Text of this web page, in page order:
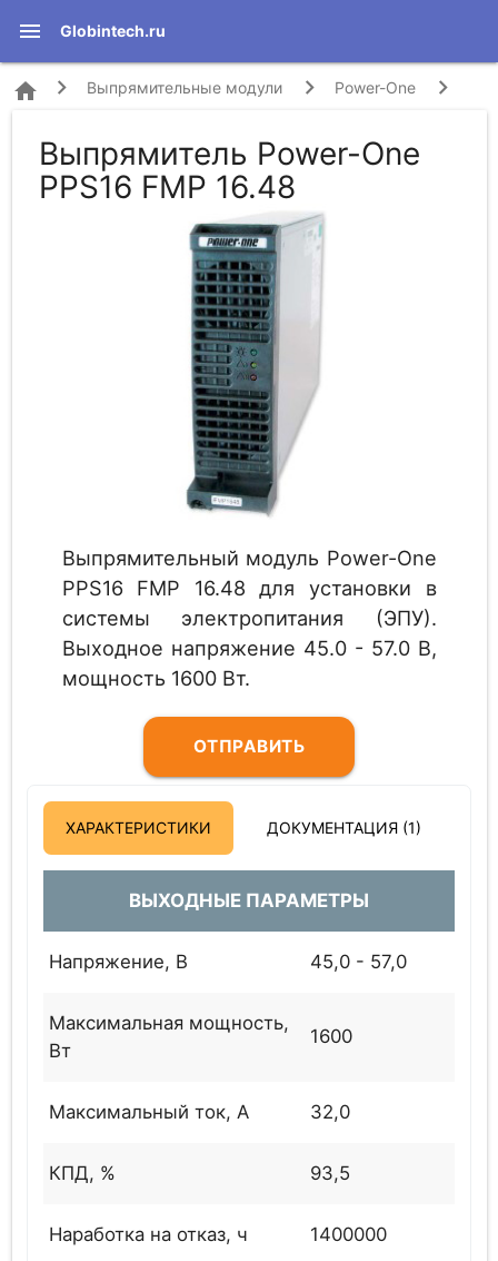
menu Globintech.ru
home Выпрямительные модули Power-One
PPS16 FMP 16.48
Выпрямитель Power-One
PPS16 FMP 16.48
Выпрямительный модуль Power-One
PPS16 FMP 16.48 для установки в
системы электропитания (ЭПУ).
Выходное напряжение 45.0 - 57.0 В,
мощность 1600 Вт.
ОТПРАВИТЬ
ЗАПРОС
ХАРАКТЕРИСТИКИ ДОКУМЕНТАЦИЯ (1)
ВЫХОДНЫЕ ПАРАМЕТРЫ
Напряжение, В 45,0 - 57,0
Максимальная мощность,
Вт
1600
Максимальный ток, А 32,0
КПД, % 93,5
Наработка на отказ, ч 1400000